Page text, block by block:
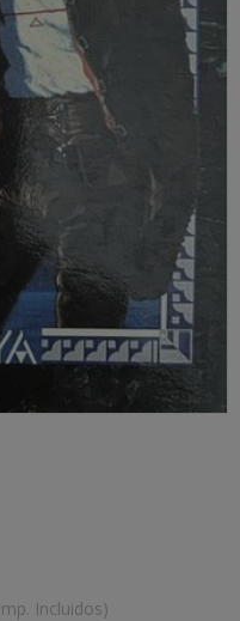
Incluidos)